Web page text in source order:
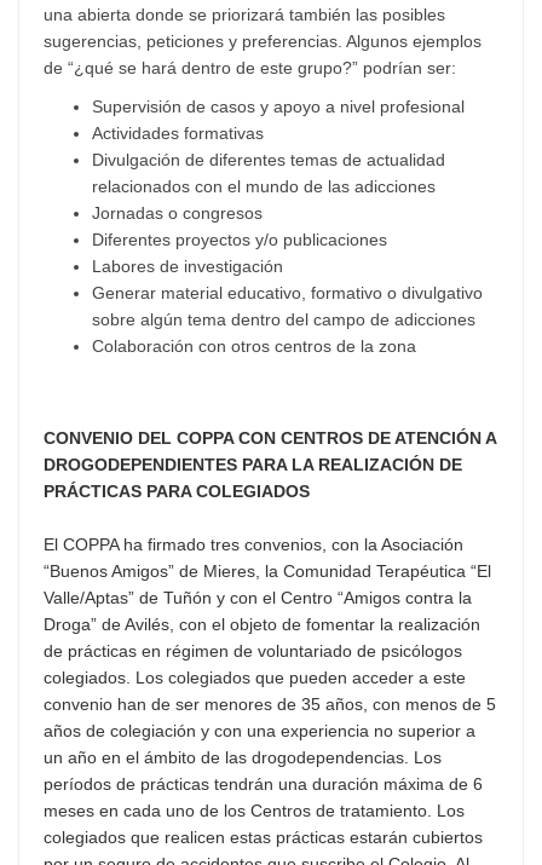
una abierta donde se priorizará también las posibles
sugerencias, peticiones y preferencias. Algunos ejemplos
de “¿qué se hará dentro de este grupo?” podrían ser:
Supervisión de casos y apoyo a nivel profesional
Actividades formativas
Divulgación de diferentes temas de actualidad
relacionados con el mundo de las adicciones
Jornadas o congresos
Diferentes proyectos y/o publicaciones
Labores de investigación
Generar material educativo, formativo o divulgativo
sobre algún tema dentro del campo de adicciones
Colaboración con otros centros de la zona
CONVENIO DEL COPPA CON CENTROS DE ATENCIÓN A
DROGODEPENDIENTES PARA LA REALIZACIÓN DE
PRÁCTICAS PARA COLEGIADOS
El COPPA ha firmado tres convenios, con la Asociación
“Buenos Amigos” de Mieres, la Comunidad Terapéutica “El
Valle/Aptas” de Tuñón y con el Centro “Amigos contra la
Droga” de Avilés, con el objeto de fomentar la realización
de prácticas en régimen de voluntariado de psicólogos
colegiados. Los colegiados que pueden acceder a este
convenio han de ser menores de 35 años, con menos de 5
años de colegiación y con una experiencia no superior a
un año en el ámbito de las drogodependencias. Los
períodos de prácticas tendrán una duración máxima de 6
meses en cada uno de los Centros de tratamiento. Los
colegiados que realicen estas prácticas estarán cubiertos